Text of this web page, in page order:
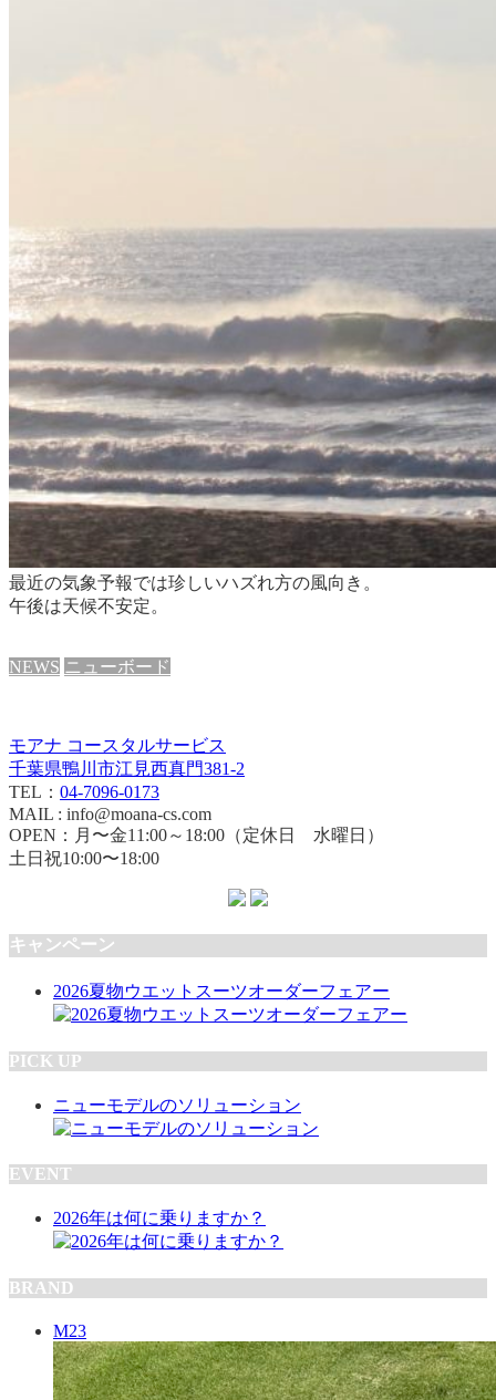
最近の気象予報では珍しいハズれ方の風向き。
午後は天候不安定。
NEWS ニューボード
モアナ コースタルサービス
千葉県鴨川市江見西真門381-2
TEL： 04-7096-0173
MAIL : info@moana-cs.com
OPEN：月〜金11:00～18:00（定休日 水曜日）
土日祝10:00〜18:00
キャンペーン
2026夏物ウエットスーツオーダーフェアー
PICK UP
ニューモデルのソリューション
EVENT
2026年は何に乗りますか？
BRAND
M23